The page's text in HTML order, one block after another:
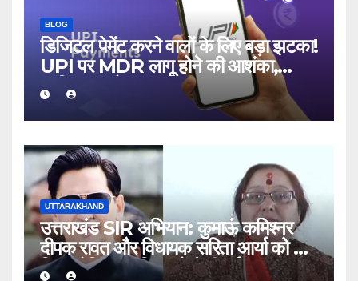
BLOG
डिजिटल पेमेंट करने वालों के लिए बड़ा झटका!
UPI पर MDR लागू होने की आशंका,
जानिए क्या होगा असर
UTTARAKHAND
उत्तराखंड SIR अभियान: कुमाऊं कमिश्नर
दीपक रावत और विधायक सरिता आर्या को भी
मिला नोटिस, जानिए क्यों भेजी गई सूचना